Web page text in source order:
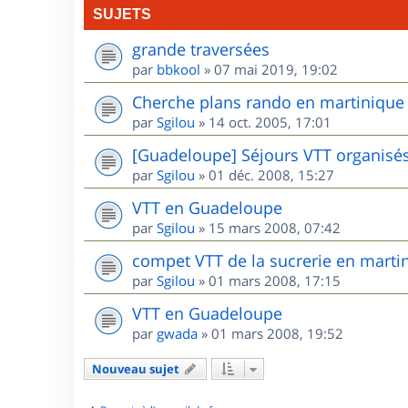
SUJETS
grande traversées
par bbkool » 07 mai 2019, 19:02
Cherche plans rando en martinique
par Sgilou » 14 oct. 2005, 17:01
[Guadeloupe] Séjours VTT
par Sgilou » 01 déc. 2008, 15:27
VTT en Guadeloupe
par Sgilou » 15 mars 2008, 07:42
compet VTT de la sucrerie en
par Sgilou » 01 mars 2008, 17:15
VTT en Guadeloupe
par gwada » 01 mars 2008, 19:52
Nouveau sujet